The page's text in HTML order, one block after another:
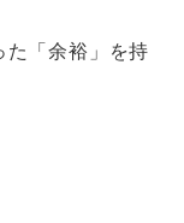
「余裕」を持